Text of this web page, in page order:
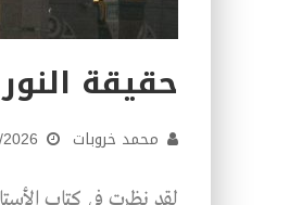
حقيقة
محمد خروبات
لقد نظرت في كتاب